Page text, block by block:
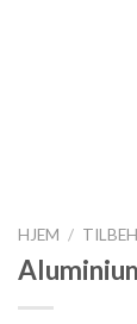
HJEM /